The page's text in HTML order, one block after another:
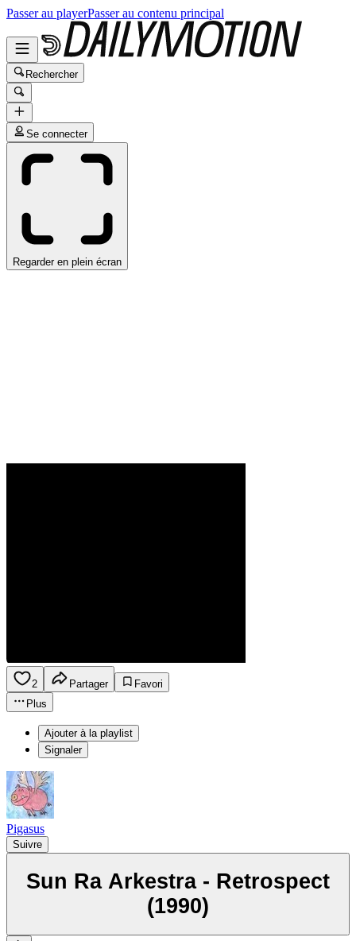
Passer au playerPasser au contenu principal
Rechercher
Se connecter
Regarder en plein écran
2 Partager
Favori
Plus
Ajouter à la playlist
Signaler
Pigasus
Suivre
Sun Ra Arkestra - Retrospect
(1990)